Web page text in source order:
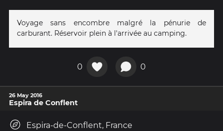
Voyage sans encombre malgré la pénurie de
carburant. Réservoir plein à l'arrivée au camping.
0 0
26 May 2016
Espira de Conflent
Espira-de-Conflent, France